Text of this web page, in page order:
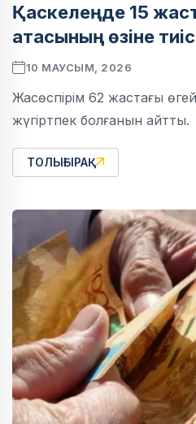
Қаскелеңде 15
атасының өзіне
10 МАУСЫМ, 2026
Жасөспірім 62 жастағы
жүгіртпек болғанын айтты.
ТОЛЫҒЫРАҚ